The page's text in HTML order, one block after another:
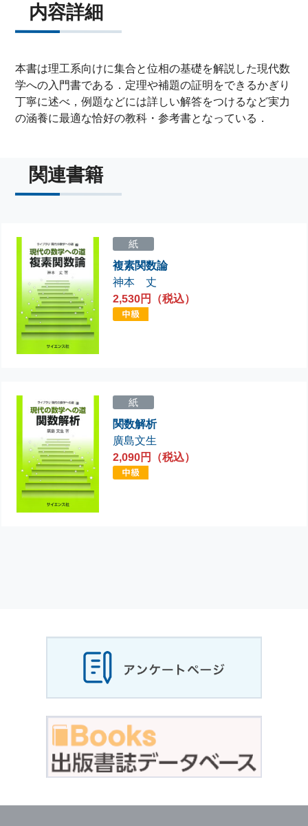
内容詳細
本書は理工系向けに集合と位相の基礎を解説した現代数
学への入門書である．定理や補題の証明をできるかぎり
丁寧に述べ，例題などには詳しい解答をつけるなど実力
の涵養に最適な恰好の教科・参考書となっている．
関連書籍
紙
複素関数論
神本 丈
2,530円（税込）
紙
関数解析
廣島文生
2,090円（税込）